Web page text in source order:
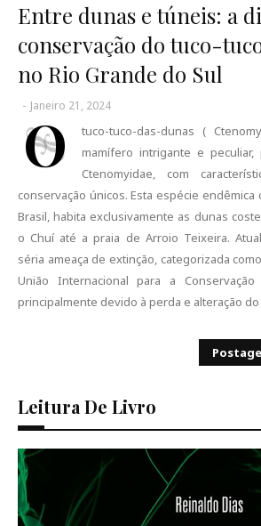
Entre dunas e túneis: a
conservação do tuco-
no Rio Grande do Sul
- Janeiro 21, 2024
O
tuco-tuco-das-dunas (
mamífero intrigante e peculiar,
Ctenomyidae, com
conservação únicos. Esta espécie endêmica
Brasil, habita exclusivamente as dunas
o Chuí até a praia de Arroio Teixeira.
séria ameaça de extinção, categorizada
União Internacional para a Conservação
principalmente devido à perda e alteração
Leitura De Livro